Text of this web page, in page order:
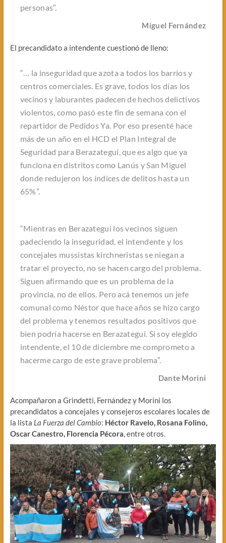
personas”.
Miguel Fernández
El precandidato a intendente cuestionó de lleno:
“… la inseguridad que azota a todos los barrios y
centros comerciales. Es grave, todos los días los
vecinos y laburantes padecen de hechos delictivos
violentos, como pasó este fin de semana con el
repartidor de Pedidos Ya. Por eso presenté hace
más de un año en el HCD el Plan Integral de
Seguridad para Berazategui, que es algo que ya
funciona en distritos como Lanús y San Miguel
donde redujeron los índices de delitos hasta un
65%”.
“Mientras en Berazategui los vecinos siguen
padeciendo la inseguridad, el intendente y los
concejales mussistas kirchneristas se niegan a
tratar el proyecto, no se hacen cargo del problema.
Siguen afirmando que es un problema de la
provincia, no de ellos. Pero acá tenemos un jefe
comunal como Néstor que hace años se hizo cargo
del problema y tenemos resultados positivos que
bien podría hacerse en Berazategui. Si soy elegido
intendente, el 10 de diciembre me comprometo a
hacerme cargo de este grave problema”.
Dante Morini
Acompañaron a Grindetti, Fernández y Morini los
precandidatos a concejales y consejeros escolares locales de
la lista La Fuerza del Cambio: Héctor Ravelo, Rosana Folino,
Oscar Canestro, Florencia Pécora, entre otros.